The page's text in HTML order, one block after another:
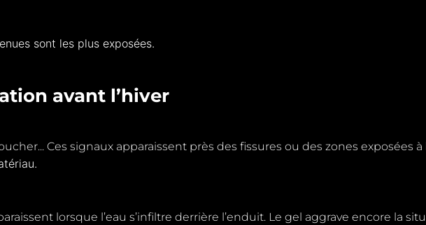
sont les plus exposées.
avant l’hiver
Ces signaux apparaissent près des fissures ou des zones exposées à
lorsque l’eau s’infiltre derrière l’enduit. Le gel aggrave encore la